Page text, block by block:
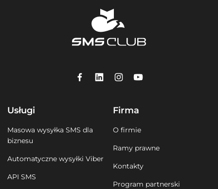
Usługi
Masowa wysyłka SMS dla
biznesu
Automatyczne wysyłki Viber
API SMS
Firma
O firmie
Ramy prawne
Kontakty
Program partnerski